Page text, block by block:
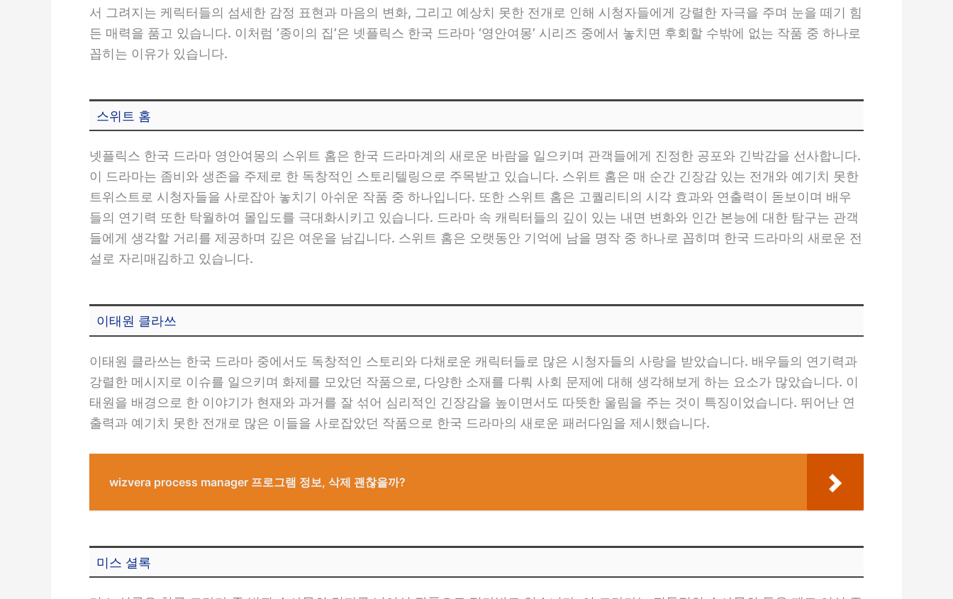
서 그려지는 케릭터들의 섬세한 감정 표현과 마음의 변화, 그리고 예상치 못한 전개로 인해 시청자들에게 강렬한 자극을 주며 눈을 떼기 힘
든 매력을 품고 있습니다. 이처럼 ‘종이의 집’은 넷플릭스 한국 드라마 ‘영안여몽’ 시리즈 중에서 놓치면 후회할 수밖에 없는 작품 중 하나로
꼽히는 이유가 있습니다.
스위트 홈
넷플릭스 한국 드라마 영안여몽의 스위트 홈은 한국 드라마계의 새로운 바람을 일으키며 관객들에게 진정한 공포와 긴박감을 선사합니다.
이 드라마는 좀비와 생존을 주제로 한 독창적인 스토리텔링으로 주목받고 있습니다. 스위트 홈은 매 순간 긴장감 있는 전개와 예기치 못한
트위스트로 시청자들을 사로잡아 놓치기 아쉬운 작품 중 하나입니다. 또한 스위트 홈은 고퀄리티의 시각 효과와 연출력이 돋보이며 배우
들의 연기력 또한 탁월하여 몰입도를 극대화시키고 있습니다. 드라마 속 캐릭터들의 깊이 있는 내면 변화와 인간 본능에 대한 탐구는 관객
들에게 생각할 거리를 제공하며 깊은 여운을 남깁니다. 스위트 홈은 오랫동안 기억에 남을 명작 중 하나로 꼽히며 한국 드라마의 새로운 전
설로 자리매김하고 있습니다.
이태원 클라쓰
이태원 클라쓰는 한국 드라마 중에서도 독창적인 스토리와 다채로운 캐릭터들로 많은 시청자들의 사랑을 받았습니다. 배우들의 연기력과
강렬한 메시지로 이슈를 일으키며 화제를 모았던 작품으로, 다양한 소재를 다뤄 사회 문제에 대해 생각해보게 하는 요소가 많았습니다. 이
태원을 배경으로 한 이야기가 현재와 과거를 잘 섞어 심리적인 긴장감을 높이면서도 따뜻한 울림을 주는 것이 특징이었습니다. 뛰어난 연
출력과 예기치 못한 전개로 많은 이들을 사로잡았던 작품으로 한국 드라마의 새로운 패러다임을 제시했습니다.
wizvera process manager 프로그램 정보, 삭제 괜찮을까?
미스 셜록